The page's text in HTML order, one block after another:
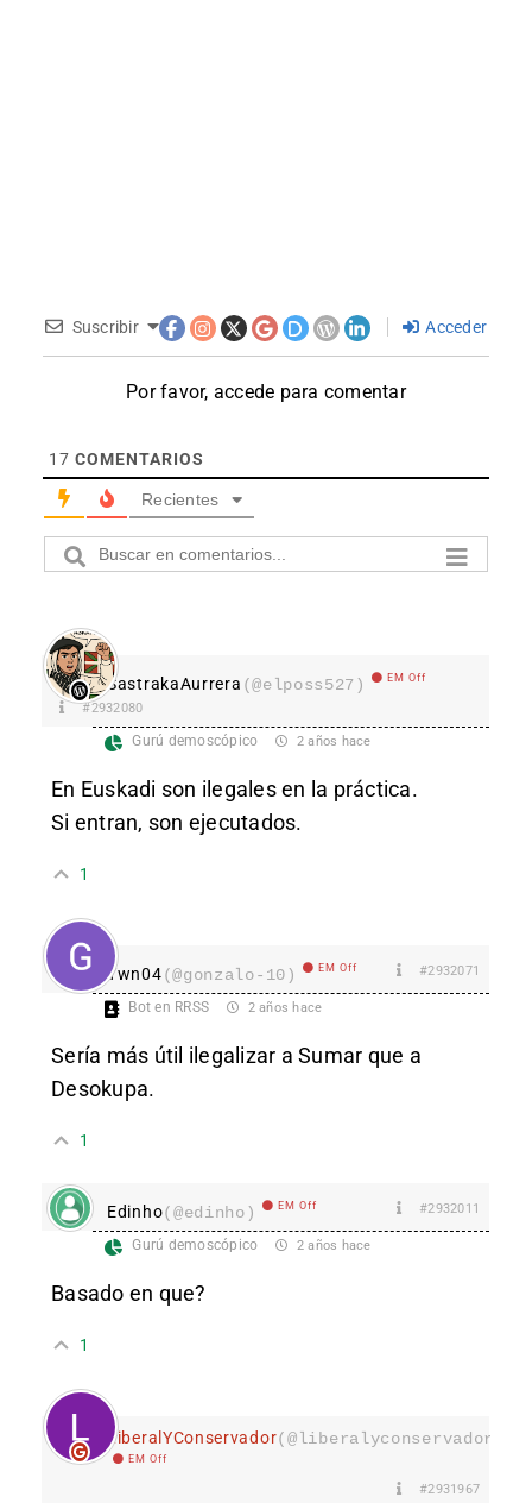
Suscribir Acceder
Por favor, accede para comentar
17 COMENTARIOS
Recientes
SastrakaAurrera (@elposs527) EM Off
#2932080
Gurú demoscópico 2 años hace
En Euskadi son ilegales en la práctica.
Si entran, son ejecutados.
1
Ywn04(@gonzalo-10) EM Off #2932071
Bot en RRSS 2 años hace
Sería más útil ilegalizar a Sumar que a
Desokupa.
1
Edinho(@edinho) EM Off #2932011
Gurú demoscópico 2 años hace
Basado en que?
1
LiberalYConservador
EM Off
#2931967